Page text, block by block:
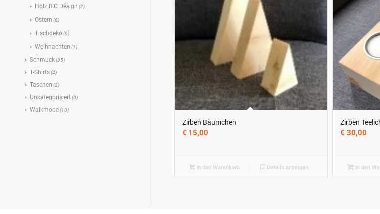
Zirben Bäumchen
€ 15,00
In den Warenkorb Details anzeigen
Zirben
€ 30,00
In den
Holz RIC Design (2)
Ostern (8)
Tischdeko(9)
Weihnachten (1)
Schmuck(35)
T-Shirts(4)
Taschen (2)
Unkategorisiert(0)
Walkmode(10)